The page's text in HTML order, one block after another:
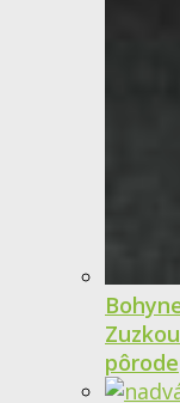
pôrode